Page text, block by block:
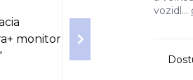
vozidl...